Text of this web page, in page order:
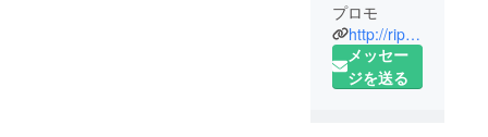
http://ripromo.com/
メッセー
ジを送る